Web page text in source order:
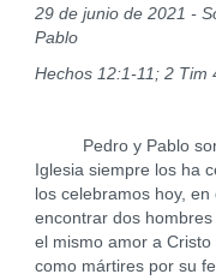
29 de junio de 2021 -
Pablo
Hechos 12:1-11; 2 Tim
Pedro y Pablo son
Iglesia siempre los ha
los celebramos hoy,
encontrar dos
el mismo amor a
como mártires por su